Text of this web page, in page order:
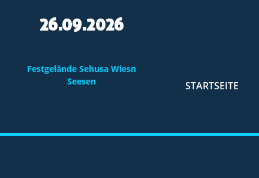
26.09.2026
Festgelände Sehusa Wiesn
Seesen
STARTSEITE